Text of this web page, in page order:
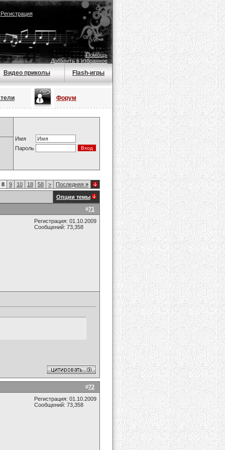
Регистрация
Помощь
Добавить в избранное
Видео приколы Flash-игры
Форум
Имя
Пароль
8 9 10 18 58 > Последняя »
Опции темы
#71
Регистрация: 01.10.2009
Сообщений: 73,358
#72
Регистрация: 01.10.2009
Сообщений: 73,358